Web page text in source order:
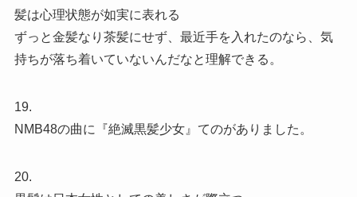
髪は心理状態が如実に表れる
ずっと金髪なり茶髪にせず、最近手を入れたのなら、気
持ちが落ち着いていないんだなと理解できる。
19.
NMB48の曲に『絶滅黒髪少女』てのがありました。
20.